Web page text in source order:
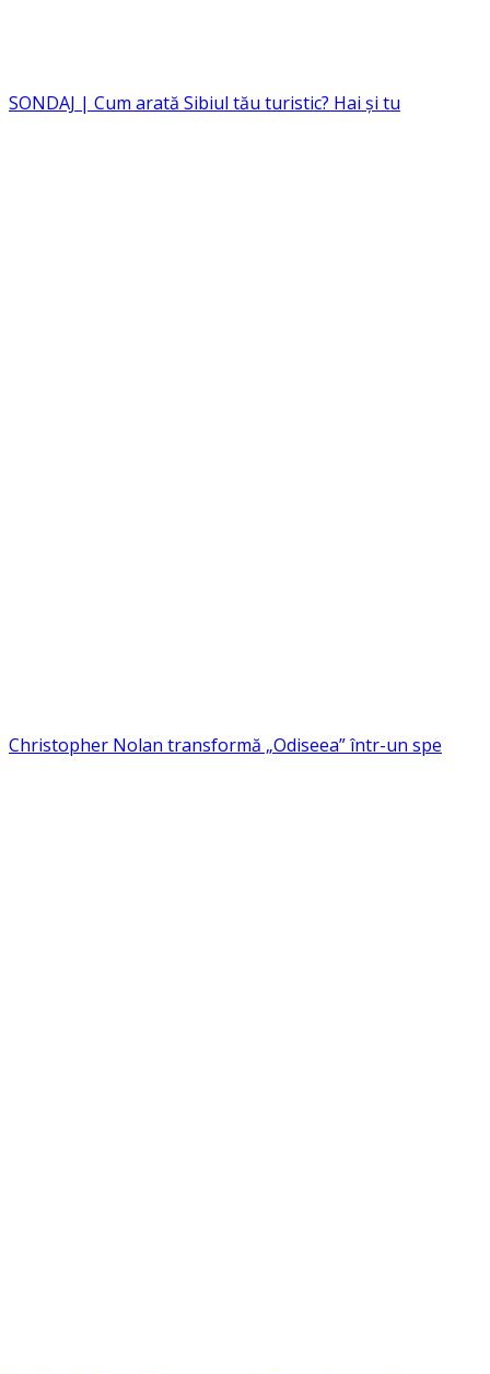
SONDAJ | Cum arată Sibiul tău turistic? Hai și tu
Christopher Nolan transformă „Odiseea” într-un spe